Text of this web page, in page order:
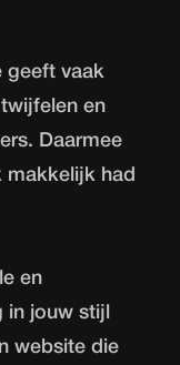
geeft vaak
en
Daarmee
makkelijk had
en
in jouw stijl
website die